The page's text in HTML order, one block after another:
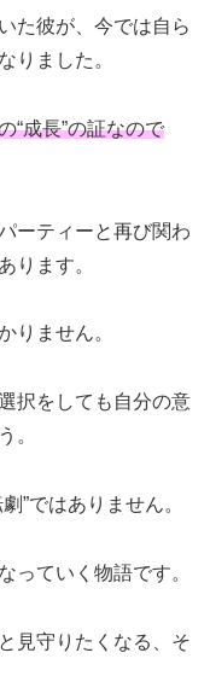
た彼が、今では自ら
りました。
“成長”の証なので
ーティーと再び関わ
ります。
りません。
択をしても自分の意
。
”ではありません。
っていく物語です。
見守りたくなる、そ